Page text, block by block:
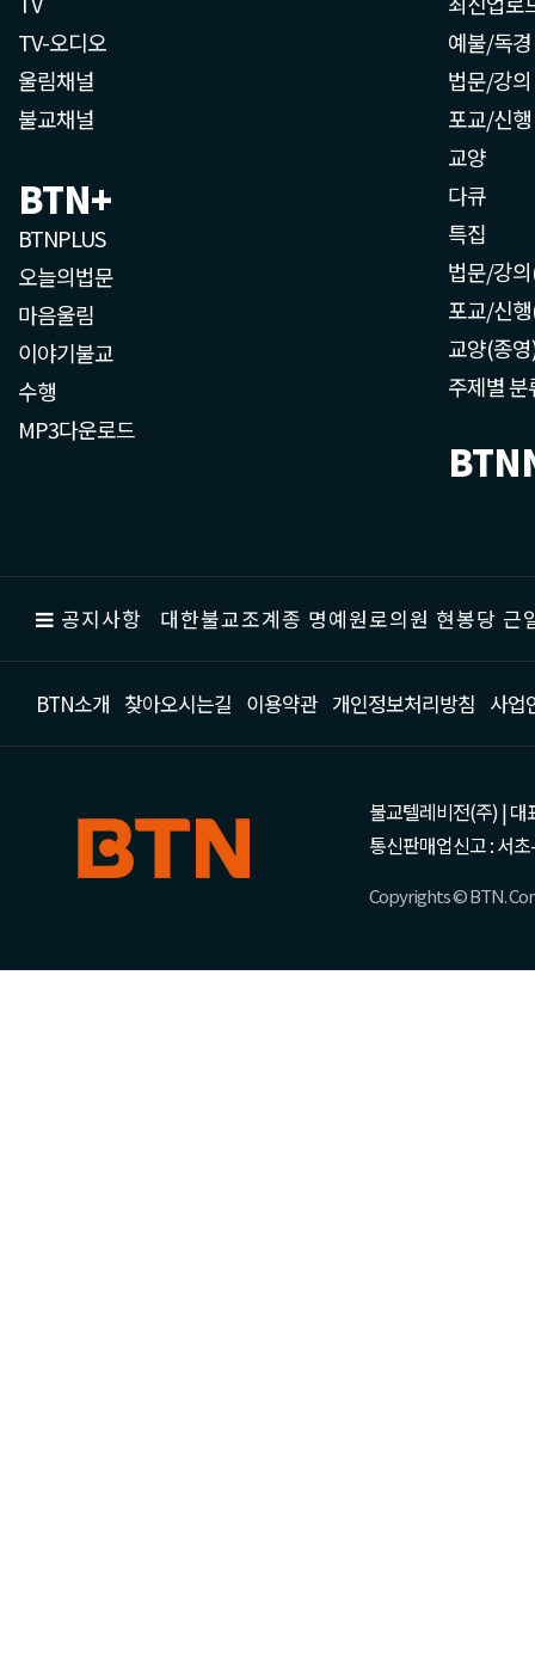
TV-오디오
울림채널
불교채널
BTN+
BTNPLUS
오늘의법문
마음울림
이야기불교
수행
MP3다운로드
예불/독경
법문/강의
포교/신행
교양
다큐
특집
법문/강
포교/신
교양(종
주제별 분
공지사항 대한불교조계종 명예원로의원 현봉당
BTN소개 찾아오시는길 이용약관 개인정보처리방침 사업
불교텔레비전(주) | 대
통신판매업신고 : 서
Copyrights © BTN.